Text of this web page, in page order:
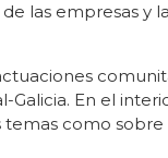
las empresas y
Galicia. En el
como